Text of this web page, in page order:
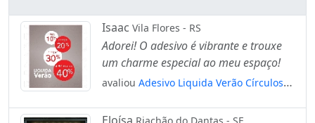
Mod:2000
Isaac Vila Flores - RS
Adorei! O adesivo é vibrante e trouxe
um charme especial ao meu espaço!
avaliou Adesivo Liquida Verão Círculos